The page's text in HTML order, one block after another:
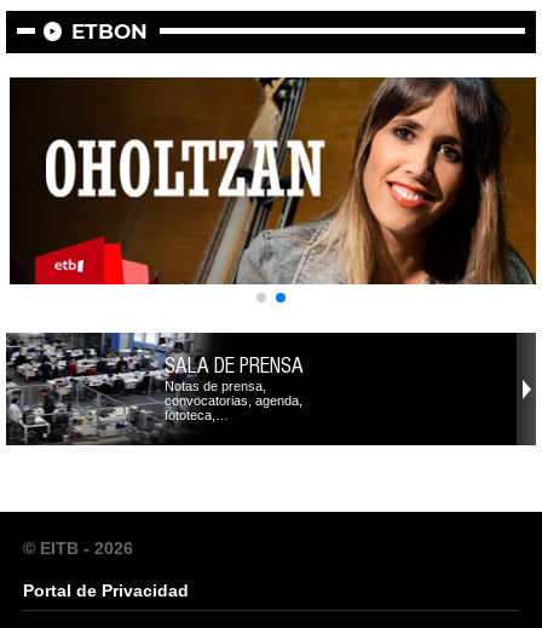
ETBON
SALA DE PRENSA
Notas de prensa,
convocatorias, agenda,
fototeca,…
© EITB - 2026
Portal de Privacidad